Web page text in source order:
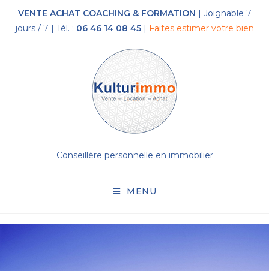
VENTE ACHAT COACHING & FORMATION | Joignable 7
jours / 7 | Tél. : 06 46 14 08 45| Faites estimer votre bien
Conseillère personnelle en immobilier
MENU